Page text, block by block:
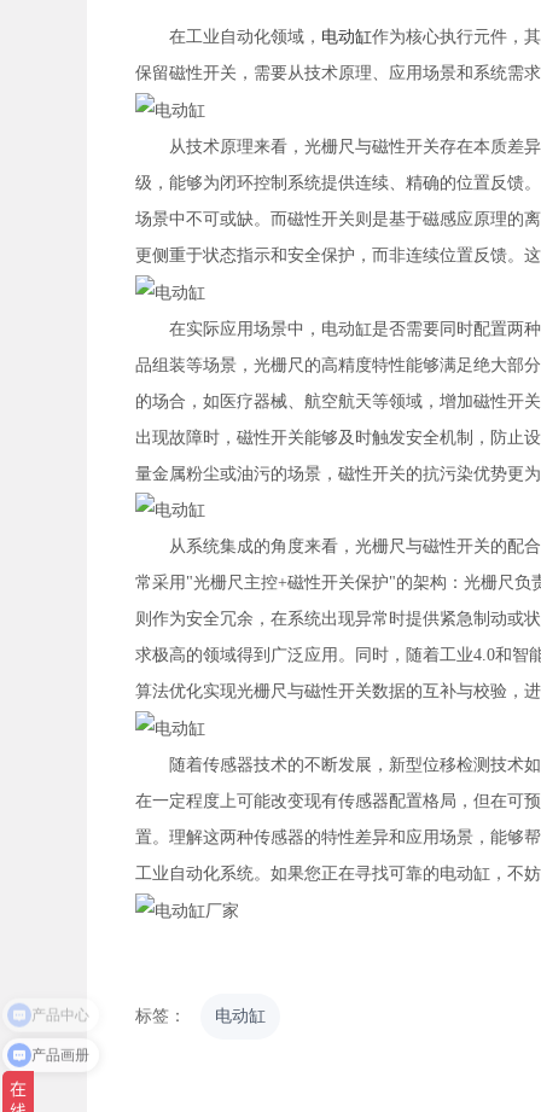
在工业自动化领域， 电动缸作为核心执行元件，
保留磁性开关，需要从技术原理、应用场景和系统需
从技术原理来看，光栅尺与磁性开关存在本质差异
级，能够为闭环控制系统提供连续、精确的位置反馈
场景中不可或缺。而磁性开关则是基于磁感应原理的
更侧重于状态指示和安全保护，而非连续位置反馈。
在实际应用场景中，电动缸是否需要同时配置两种
品组装等场景，光栅尺的高精度特性能够满足绝大部
的场合，如医疗器械、航空航天等领域，增加磁性开
出现故障时，磁性开关能够及时触发安全机制，防止
量金属粉尘或油污的场景，磁性开关的抗污染优势更
从系统集成的角度来看，光栅尺与磁性开关的配合
常采用"光栅尺主控+磁性开关保护"的架构：光栅尺
则作为安全冗余，在系统出现异常时提供紧急制动或
求极高的领域得到广泛应用。同时，随着工业4.0和
算法优化实现光栅尺与磁性开关数据的互补与校验，
随着传感器技术的不断发展，新型位移检测技术如
在一定程度上可能改变现有传感器配置格局，但在可
置。理解这两种传感器的特性差异和应用场景，能够
工业自动化系统。如果您正在寻找可靠的电动缸，不
标签： 电动缸
产品画册